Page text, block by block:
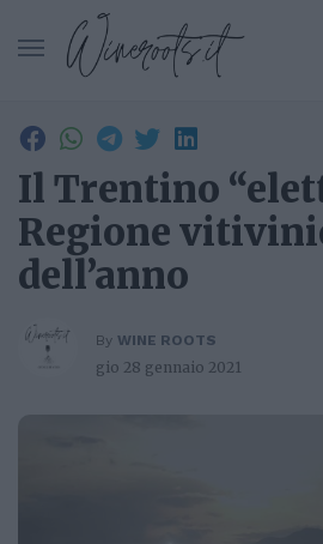
Il Trentino
Regione
dell’anno
By WINE ROOTS
gio 28 gennaio 2021